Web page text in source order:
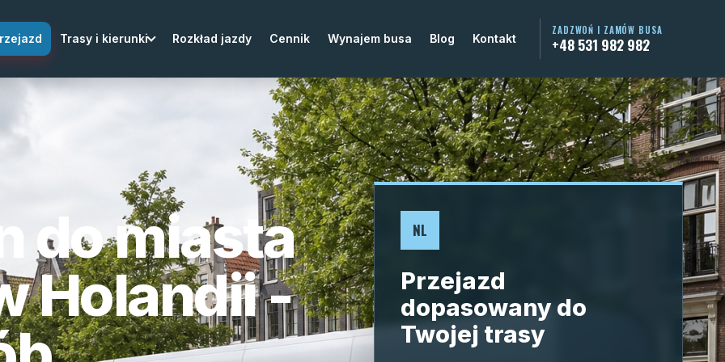
Trasy i kierunki Rozkład jazdy Cennik Wynajem busa Blog Kontakt
ZADZWOŃ I ZAMÓW BUSA
+48 531 982 982
do miasta
Holandii -
NL
Przejazd
dopasowany do
Twojej trasy